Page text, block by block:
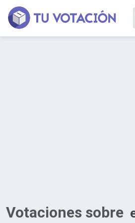
Votaciones sobre